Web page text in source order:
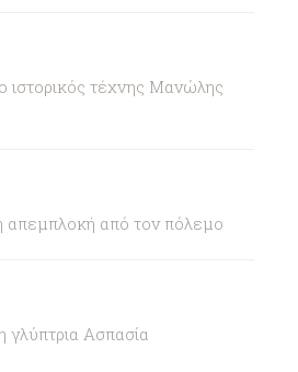
τέχνης Μανώλης
απεμπλοκή από τον πόλεμο
Ασπασία